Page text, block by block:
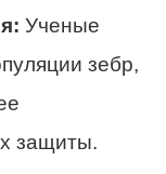
Ученые
зебр,
защиты.